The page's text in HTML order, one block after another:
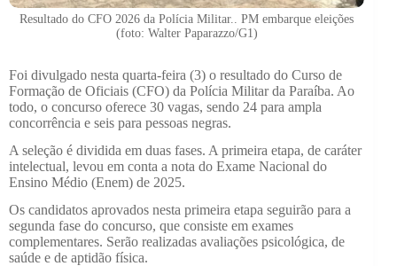
Resultado do CFO 2026 da Polícia Militar.. PM embarque eleições
(foto: Walter Paparazzo/G1)
Foi divulgado nesta quarta-feira (3) o resultado do Curso de
Formação de Oficiais (CFO) da Polícia Militar da Paraíba. Ao
todo, o concurso oferece 30 vagas, sendo 24 para ampla
concorrência e seis para pessoas negras.
A seleção é dividida em duas fases. A primeira etapa, de caráter
intelectual, levou em conta a nota do Exame Nacional do
Ensino Médio (Enem) de 2025.
Os candidatos aprovados nesta primeira etapa seguirão para a
segunda fase do concurso, que consiste em exames
complementares. Serão realizadas avaliações psicológica, de
saúde e de aptidão física.